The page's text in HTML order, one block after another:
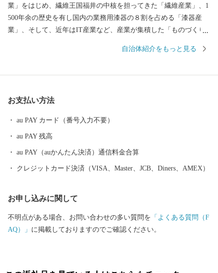
業」をはじめ、繊維王国福井の中核を担ってきた「繊維産業」、1
500年余の歴史を有し国内の業務用漆器の８割を占める「漆器産
業」、そして、近年はIT産業など、産業が集積した「ものづくり
であり、近松門左衛門が幼少期を過ごした地域には当時をしのぶ
市はものづくり分野を中心に内発的に発展し、成長を遂げてきた
まちです。 その発展を支えてきたのは、女性の活躍、時代を見据
役になれる地域風土にあります。 今後、鯖江市が50年後、100年
後と将来にわたって成長力を確保し、持続可能なまちづくりを進
め、「誰一人取り残さない」社会の実現を目指し、「持続可能な
体、大学等と協働で一丸となって取り組みます。 お客様からいた
だいた個人情報は、鯖江市が責任をもって管理し、関係法令で定
められた場合を除き、第三者に譲渡したり、提供したりすること
自治体紹介をもっと見る
お支払い方法
au PAY カード（番号入力不要）
au PAY 残高
au PAY（auかんたん決済）通信料金合算
クレジットカード決済（VISA、Master、JCB、Diners、AMEX）
お申し込みに関して
不明点がある場合、お問い合わせの多い質問を 「よくある質問（F
AQ）」 に掲載しておりますのでご確認ください。